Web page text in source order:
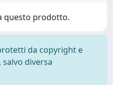
questo prodotto.
da copyright e
diversa